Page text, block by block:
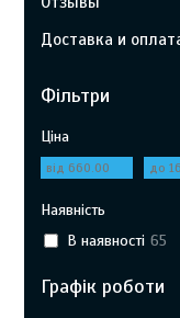
Доставка и
Фільтри
Ціна
Наявність
В наявності 65
Графік роботи